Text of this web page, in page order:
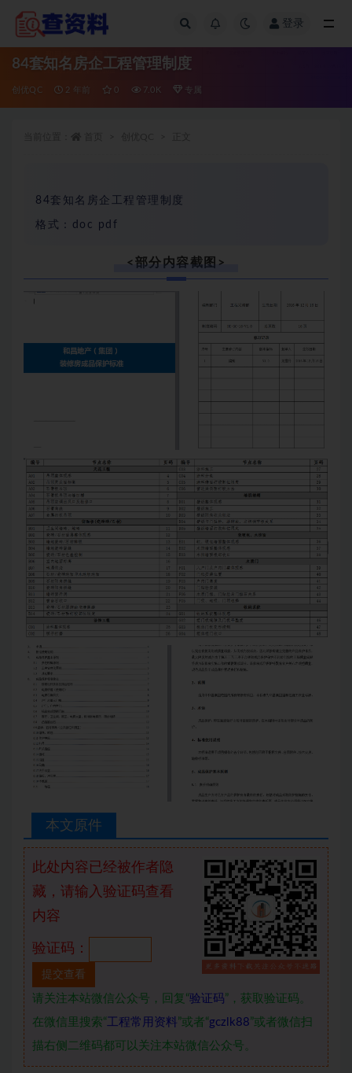
登录
84套知名房企工程管理制度
创优QC 2 年前 0 7.0K 专属
84套知名房企工程管理制度
格式：doc pdf
<部分内容截图>
本文原件
此处内容已经被作者隐
藏，请输入验证码查看
内容
验证码：
请关注本站微信公众号，回复“验证码”，获取验证码。
在微信里搜索“ 工程常用资料”或者“gczlk88”或者微信扫
描右侧二维码都可以关注本站微信公众号。